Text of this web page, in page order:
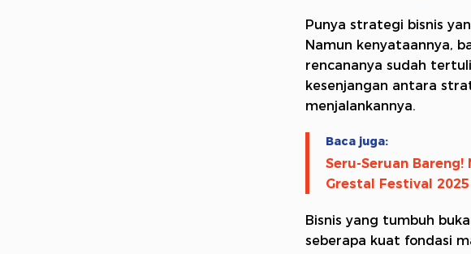
Punya strategi bisnis
Namun kenyataannya,
rencananya sudah
kesenjangan antara
menjalankannya.
Baca juga:
Seru-Seruan
Grestal Festival 2025
Bisnis yang tumbuh
seberapa kuat fondasi